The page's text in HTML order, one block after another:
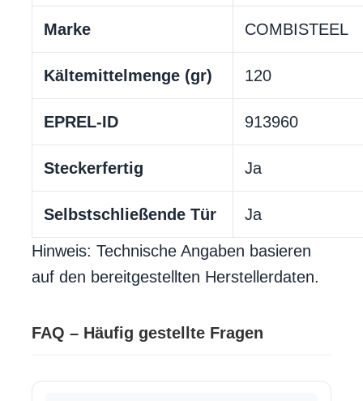
Marke COMBISTEEL
Kältemittelmenge (gr) 120
EPREL-ID 913960
Steckerfertig Ja
Selbstschließende Tür Ja
Hinweis: Technische Angaben basieren
auf den bereitgestellten Herstellerdaten.
FAQ – Häufig gestellte Fragen